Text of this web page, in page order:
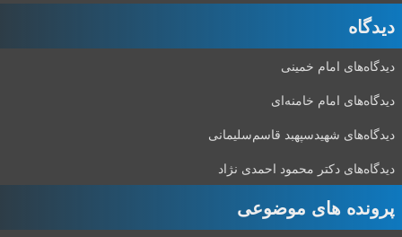
دیدگاه‌
دیدگاه‌های امام خمینی
دیدگاه‌های امام خامنه‌ای
دیدگاه‌های شهید‌سپهبد قاسم‌سلیمانی
دیدگاه‌های دکتر محمود احمدی نژاد
پرونده های موضوعی